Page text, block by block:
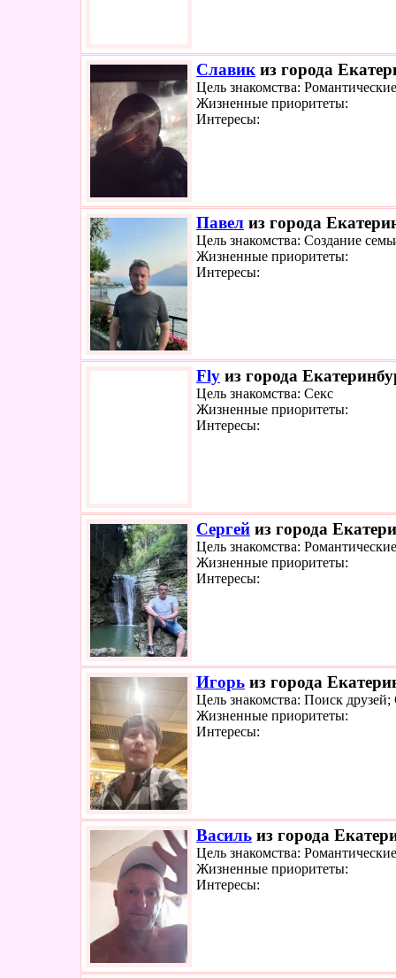
Славик из города
Цель знакомства:
Жизненные приоритеты:
Интересы:
Павел из города
Цель знакомства: Создание
Жизненные приоритеты:
Интересы:
Fly из города
Цель знакомства: Секс
Жизненные приоритеты:
Интересы:
Сергей из города
Цель знакомства:
Жизненные приоритеты:
Интересы:
Игорь из города
Цель знакомства: Поиск друзей;
Жизненные приоритеты:
Интересы:
Василь из города
Цель знакомства:
Жизненные приоритеты:
Интересы: